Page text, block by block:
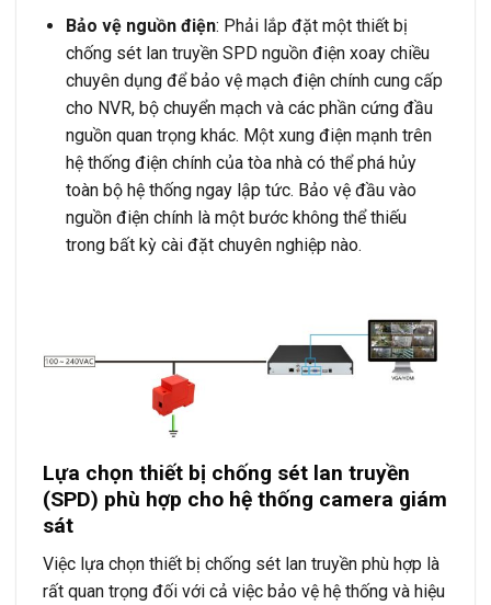
Bảo vệ nguồn điện: Phải lắp đặt một thiết bị
chống sét lan truyền SPD nguồn điện xoay chiều
chuyên dụng để bảo vệ mạch điện chính cung cấp
cho NVR, bộ chuyển mạch và các phần cứng đầu
nguồn quan trọng khác. Một xung điện mạnh trên
hệ thống điện chính của tòa nhà có thể phá hủy
toàn bộ hệ thống ngay lập tức. Bảo vệ đầu vào
nguồn điện chính là một bước không thể thiếu
trong bất kỳ cài đặt chuyên nghiệp nào.
Lựa chọn thiết bị chống sét lan truyền
(SPD) phù hợp cho hệ thống camera giám
sát
Việc lựa chọn thiết bị chống sét lan truyền phù hợp là
rất quan trọng đối với cả việc bảo vệ hệ thống và hiệu